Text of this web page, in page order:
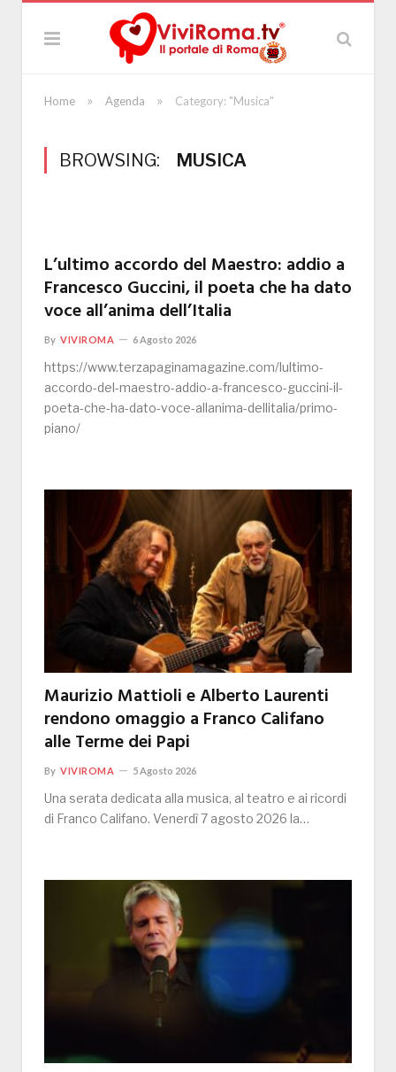
Home » Agenda » Category: "Musica"
BROWSING: MUSICA
L’ultimo accordo del Maestro: addio a
Francesco Guccini, il poeta che ha dato
voce all’anima dell’Italia
By VIVIROMA 6 Agosto 2026
https://www.terzapaginamagazine.com/lultimo-
accordo-del-maestro-addio-a-francesco-guccini-il-
poeta-che-ha-dato-voce-allanima-dellitalia/primo-
piano/
Maurizio Mattioli e Alberto Laurenti
rendono omaggio a Franco Califano
alle Terme dei Papi
By VIVIROMA 5 Agosto 2026
Una serata dedicata alla musica, al teatro e ai ricordi
di Franco Califano. Venerdì 7 agosto 2026 la…